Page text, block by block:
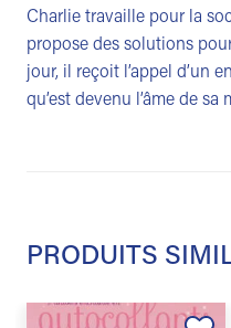
Charlie travaille pour la
propose des solutions
jour, il reçoit l’appel d’un
qu’est devenu l’âme de sa
PRODUITS